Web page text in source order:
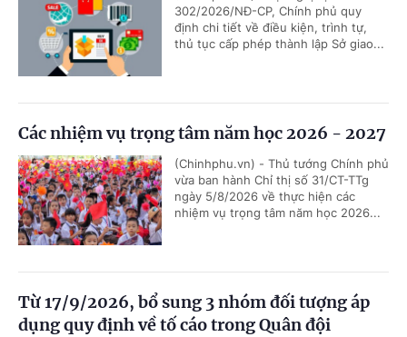
302/2026/NĐ-CP, Chính phủ quy
định chi tiết về điều kiện, trình tự,
thủ tục cấp phép thành lập Sở giao...
Các nhiệm vụ trọng tâm năm học 2026 - 2027
(Chinhphu.vn) - Thủ tướng Chính phủ
vừa ban hành Chỉ thị số 31/CT-TTg
ngày 5/8/2026 về thực hiện các
nhiệm vụ trọng tâm năm học 2026...
Từ 17/9/2026, bổ sung 3 nhóm đối tượng áp
dụng quy định về tố cáo trong Quân đội